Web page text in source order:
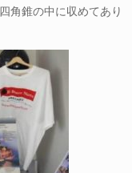
角錐の中に収めてあり